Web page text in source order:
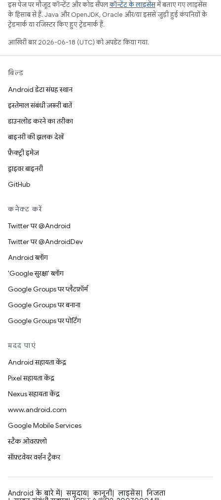
इस पेज पर मौजूद कॉन्टेंट और कोड सैंपलकॉन्टेंट के लाइसेंसमें बताए गए लाइसेंस
के हिसाब से हैं. Java और OpenJDK, Oracle और/या इससे जुड़ी हुई कंपनियों के
ट्रेडमार्क या रजिस्टर किए हुए ट्रेडमार्क हैं.
आखिरी बार 2026-06-18 (UTC) को अपडेट किया गया.
बिल्ड
Android डेटा संग्रह स्थान
इस्तेमाल संबंधी ज़रूरी बातें
डाउनलोड करने का तरीका
बाइनरी की झलक देखें
फ़ैक्ट्री इमेज
ड्राइवर बाइनरी
GitHub
कनेक्ट करें
Twitter पर @Android
Twitter पर @AndroidDev
Android ब्लॉग
'Google सुरक्षा' ब्लॉग
Google Groups पर प्लैटफ़ॉर्म
Google Groups पर बनाना
Google Groups पर पोर्टिंग
मदद पाएं
Android सहायता केंद्र
Pixel सहायता केंद्र
Nexus सहायता केंद्र
www.android.com
Google Mobile Services
स्टैक ओवरफ़्लो
सॉफ़्टवेयर वर्शन ट्रैकर
Android के बारे में समुदाय कानूनी लाइसेंस
निजता